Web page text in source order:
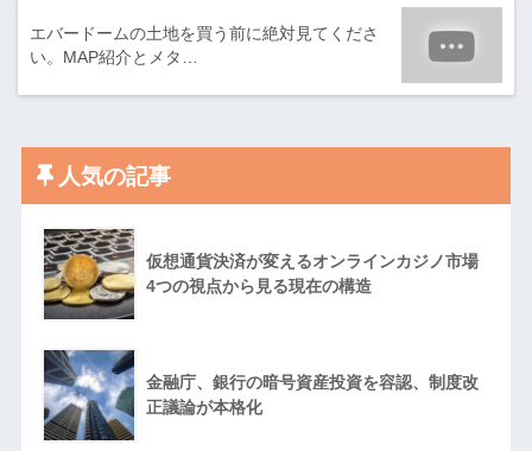
エバードームの土地を買う前に絶対見てくださ
い。MAP紹介とメタ…
人気の記事
仮想通貨決済が変えるオンラインカジノ市場
4つの視点から見る現在の構造
金融庁、銀行の暗号資産投資を容認、制度改
正議論が本格化